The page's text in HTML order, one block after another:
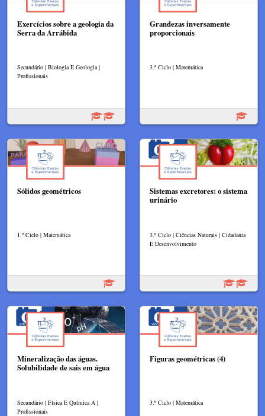
Exercícios sobre a geologia da
Serra da Arrábida
Secundário | Biologia E Geologia |
Profissionais
Grandezas inversamente
proporcionais
3.º Ciclo | Matemática
Sólidos geométricos
1.º Ciclo | Matemática
Sistemas excretores: o sistema
urinário
3.º Ciclo | Ciências Naturais | Cidadania
E Desenvolvimento
Mineralização das águas.
Solubilidade de sais em água
Secundário | Física E Química A |
Profissionais
Figuras geométricas (4)
3.º Ciclo | Matemática